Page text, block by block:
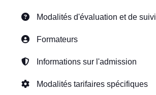
Modalités d'évaluation et de suivi
Formateurs
Informations sur l'admission
Modalités tarifaires spécifiques